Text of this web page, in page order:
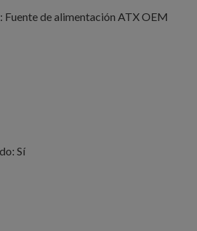
de alimentación ATX OEM
Sí